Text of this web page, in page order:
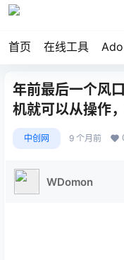
首页 在线工具
年前最后一个风
机就可以从操作
中创网 9 个月前
WDomon